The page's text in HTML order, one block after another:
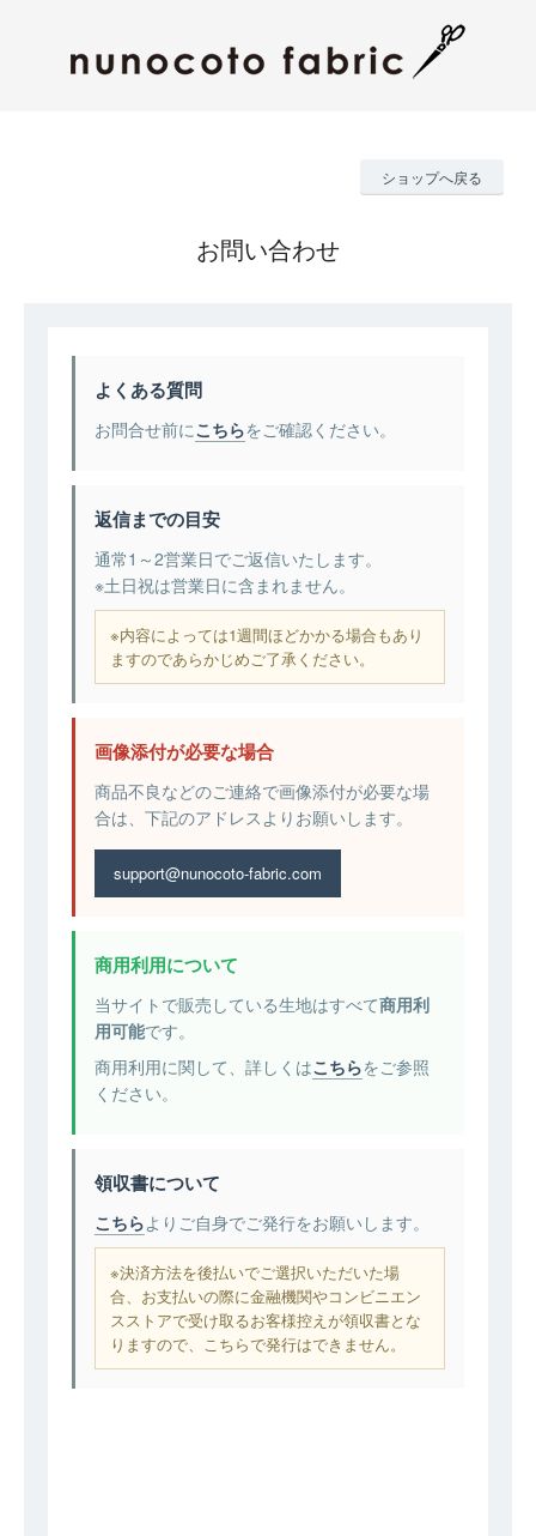
ショップへ戻る
お問い合わせ
よくある質問
お問合せ前にこちらをご確認ください。
返信までの目安
通常1～2営業日でご返信いたします。
※土日祝は営業日に含まれません。
※内容によっては1週間ほどかかる場合もあり
ますのであらかじめご了承ください。
画像添付が必要な場合
商品不良などのご連絡で画像添付が必要な場
合は、下記のアドレスよりお願いします。
support@nunocoto-fabric.com
商用利用について
当サイトで販売している生地はすべて商用利
用可能です。
商用利用に関して、詳しくはこちらをご参照
ください。
領収書について
こちらよりご自身でご発行をお願いします。
※決済方法を後払いでご選択いただいた場
合、お支払いの際に金融機関やコンビニエン
スストアで受け取るお客様控えが領収書とな
りますので、こちらで発行はできません。